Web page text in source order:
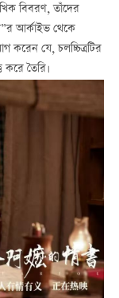
বিবরণ, তাঁদের
আর্কাইভ থেকে
করেন যে, চলচ্চিত্রটির
করে তৈরি।